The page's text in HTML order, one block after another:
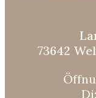
73642